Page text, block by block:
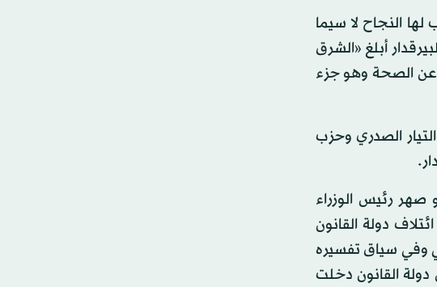
النجاح لا سيما
أبلغ «الشرق
عن الصحة وهو جزء
الصدري وحزب
صهر رئيس الوزراء
دولة القانون
وفي سياق تفسيره
أكد أن ذلك بموجب الكتاب الرسمي للمحكمة الاتحادية لعام 2010، لأن دولة القانون دخلت